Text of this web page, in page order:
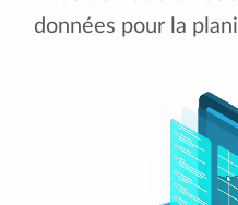
données pour la